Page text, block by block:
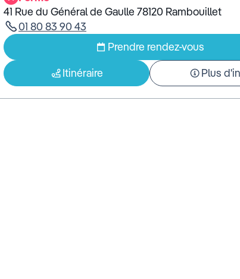
41 Rue du Général de Gaulle 78120 Rambouillet
01 80 83 90 43
Prendre rendez-vous
Itinéraire
Plus